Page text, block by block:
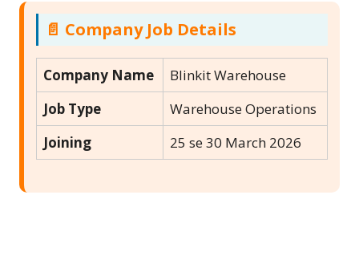
📄 Company Job Details
Company Name
Blinkit Warehouse
Job Type
Warehouse Operations
Joining
25 se 30 March 2026